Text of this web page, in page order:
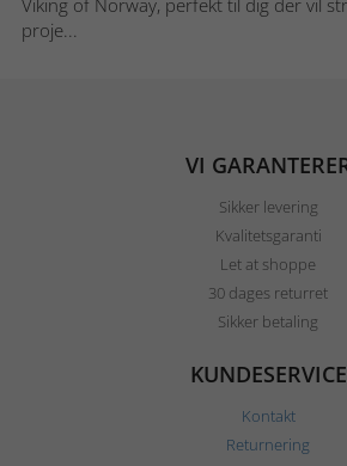
Viking of Norway, perfekt til dig der vil
proje...
VI
Sikker levering
Kvalitetsgaranti
Let at shoppe
30 dages returret
Sikker betaling
KUNDESERVICE
Kontakt
Returnering